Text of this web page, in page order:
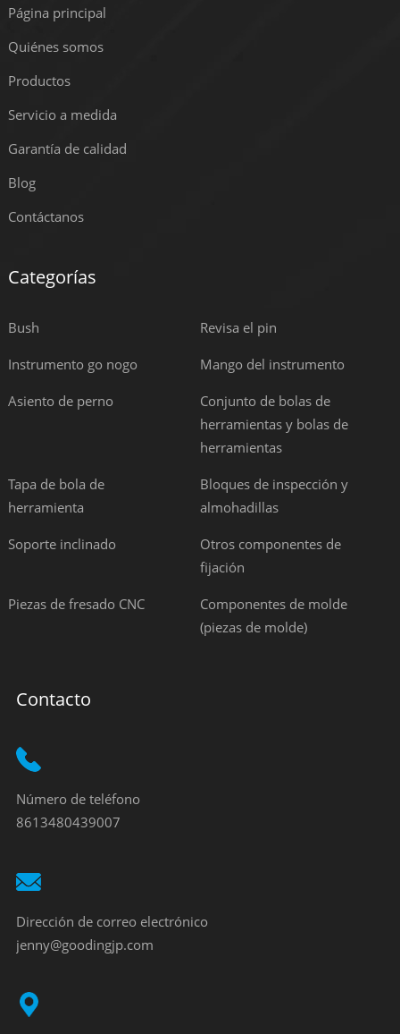
Página principal
Quiénes somos
Productos
Servicio a medida
Garantía de calidad
Blog
Contáctanos
Categorías
Bush Revisa el pin
Instrumento go nogo Mango del instrumento
Asiento de perno
Conjunto de bolas de
herramientas y bolas de
herramientas
Tapa de bola de
herramienta
Bloques de inspección y
almohadillas
Soporte inclinado
Otros componentes de
fijación
Piezas de fresado CNC
Componentes de molde
(piezas de molde)
Contacto
Número de teléfono
8613480439007
Dirección de correo electrónico
jenny@goodingjp.com